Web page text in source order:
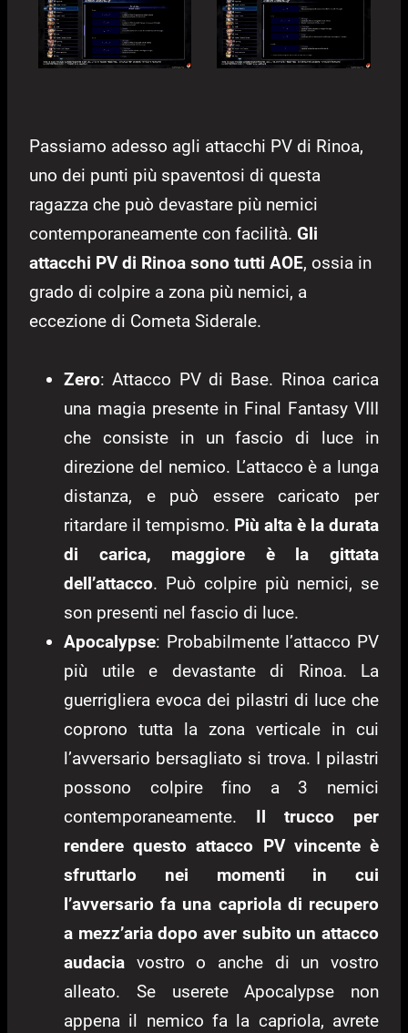
Passiamo adesso agli attacchi PV di Rinoa,
uno dei punti più spaventosi di questa
ragazza che può devastare più nemici
contemporaneamente con facilità. Gli
attacchi PV di Rinoa sono tutti AOE, ossia in
grado di colpire a zona più nemici, a
eccezione di Cometa Siderale.
Zero: Attacco PV di Base. Rinoa carica
una magia presente in Final Fantasy VIII
che consiste in un fascio di luce in
direzione del nemico. L’attacco è a lunga
distanza, e può essere caricato per
ritardare il tempismo. Più alta è la durata
di carica, maggiore è la gittata
dell’attacco. Può colpire più nemici, se
son presenti nel fascio di luce.
Apocalypse: Probabilmente l’attacco PV
più utile e devastante di Rinoa. La
guerrigliera evoca dei pilastri di luce che
coprono tutta la zona verticale in cui
l’avversario bersagliato si trova. I pilastri
possono colpire fino a 3 nemici
contemporaneamente. Il trucco per
rendere questo attacco PV vincente è
sfruttarlo nei momenti in cui
l’avversario fa una capriola di recupero
a mezz’aria dopo aver subito un attacco
audacia vostro o anche di un vostro
alleato. Se userete Apocalypse non
appena il nemico fa la capriola, avrete